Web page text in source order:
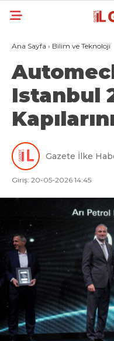
Ana Sayfa › Bilim ve Teknoloji
Istanbul
Gazete İlke
Giriş: 20-05-2026 14:45